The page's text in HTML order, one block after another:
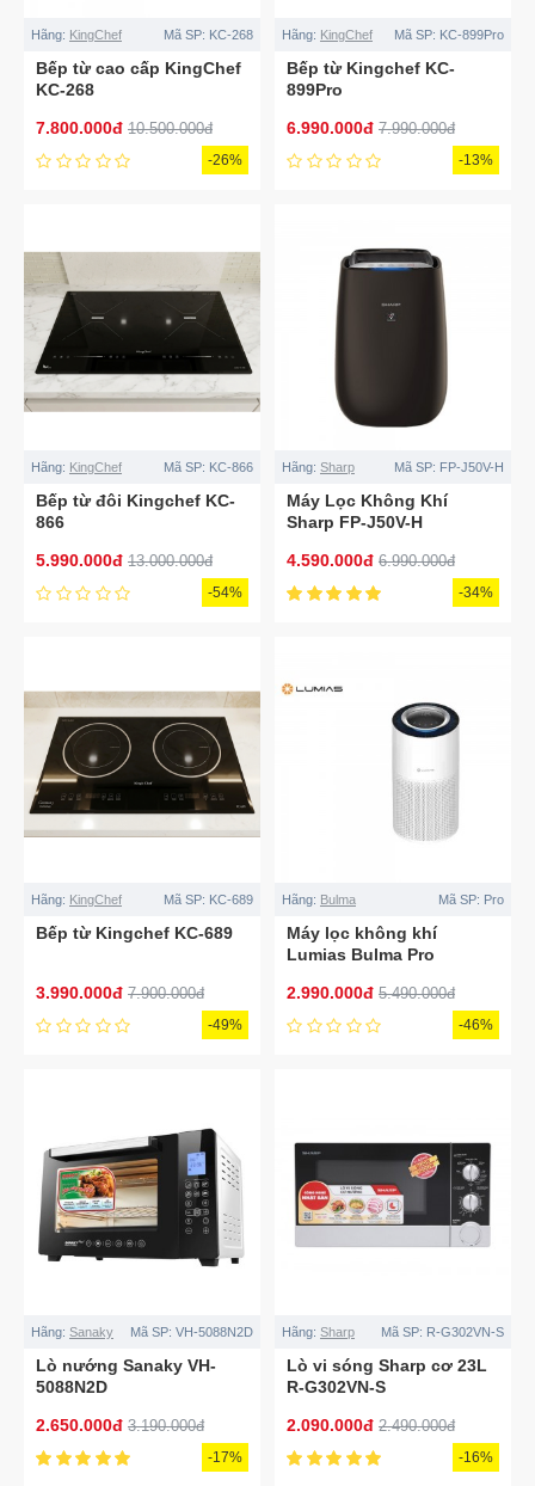
Hãng: KingChef Mã SP: KC-268
Bếp từ cao cấp KingChef
KC-268
7.800.000đ 10.500.000đ
-26%
Hãng: KingChef Mã SP: KC-899Pro
Bếp từ Kingchef KC-
899Pro
6.990.000đ 7.990.000đ
-13%
Hãng: KingChef Mã SP: KC-866
Bếp từ đôi Kingchef KC-
866
5.990.000đ 13.000.000đ
-54%
Hãng: Sharp Mã SP: FP-J50V-H
Máy Lọc Không Khí
Sharp FP-J50V-H
4.590.000đ 6.990.000đ
-34%
Hãng: KingChef Mã SP: KC-689
Bếp từ Kingchef KC-689
3.990.000đ 7.900.000đ
-49%
Hãng: Bulma Mã SP: Pro
Máy lọc không khí
Lumias Bulma Pro
2.990.000đ 5.490.000đ
-46%
Hãng: Sanaky Mã SP: VH-5088N2D
Lò nướng Sanaky VH-
5088N2D
2.650.000đ 3.190.000đ
-17%
Hãng: Sharp Mã SP: R-G302VN-S
Lò vi sóng Sharp cơ 23L
R-G302VN-S
2.090.000đ 2.490.000đ
-16%